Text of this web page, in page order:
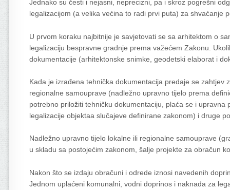
Jednako su česti i nejasni, neprecizni, pa i skroz pogrešni
legalizacijom (a velika većina to radi prvi puta) za shvaćanje
U prvom koraku najbitnije je savjetovati se sa arhitektom o
legalizaciju bespravne gradnje prema važećem Zakonu.
dokumentacije (arhitektonske snimke, geodetski elaborat i
Kada je izrađena tehnička dokumentacija predaje se
regionalne samouprave (nadležno upravno tijelo prema
potrebno priložiti tehničku dokumentaciju, plaća se i
legalizacije objektaa slučajeve definirane zakonom) i druge
Nadležno upravno tijelo lokalne ili regionalne samouprave
u skladu sa postojećim zakonom, šalje projekte za obračun
Nakon što se izdaju obračuni i odrede iznosi navedenih
Jednom uplaćeni komunalni, vodni doprinos i naknada za